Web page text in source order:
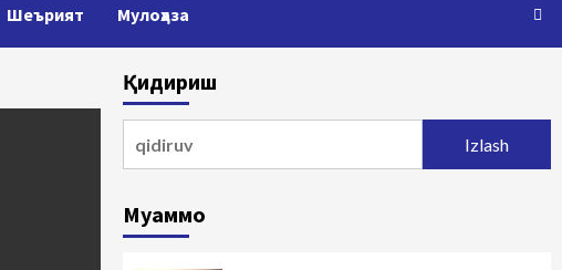
Шеърият Мулоҳаза
Қидириш
Муаммо